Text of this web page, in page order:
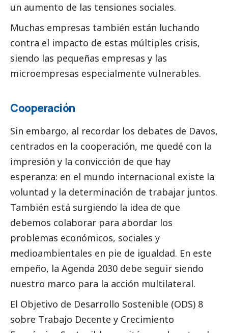
un aumento de las tensiones sociales.
Muchas empresas también están luchando
contra el impacto de estas múltiples crisis,
siendo las pequeñas empresas y las
microempresas especialmente vulnerables.
Cooperación
Sin embargo, al recordar los debates de Davos,
centrados en la cooperación, me quedé con la
impresión y la convicción de que hay
esperanza: en el mundo internacional existe la
voluntad y la determinación de trabajar juntos.
También está surgiendo la idea de que
debemos colaborar para abordar los
problemas económicos, sociales y
medioambientales en pie de igualdad. En este
empeño, la Agenda 2030 debe seguir siendo
nuestro marco para la acción multilateral.
El Objetivo de Desarrollo Sostenible (ODS) 8
sobre Trabajo Decente y Crecimiento